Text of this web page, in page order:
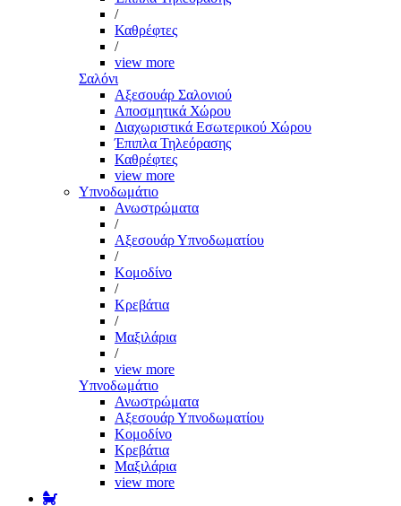
/
Καθρέφτες
/
view more
Σαλόνι
Αξεσουάρ Σαλονιού
Αποσμητικά Χώρου
Διαχωριστικά Εσωτερικού Χώρου
Έπιπλα Τηλεόρασης
Καθρέφτες
view more
Υπνοδωμάτιο
Ανωστρώματα
/
Αξεσουάρ Υπνοδωματίου
/
Κομοδίνο
/
Κρεβάτια
/
Μαξιλάρια
/
view more
Υπνοδωμάτιο
Ανωστρώματα
Αξεσουάρ Υπνοδωματίου
Κομοδίνο
Κρεβάτια
Μαξιλάρια
view more